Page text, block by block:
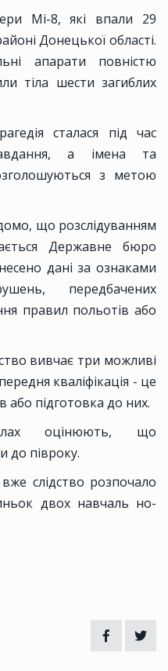
Мі-8, які впали 29
Донецької області.
апарати повністю
тіла шести загиблих
сталася під час
а імена та
з метою
що розслідуванням
Державне бюро
дані за ознаками
передбачених
правил польотів або
вивчає три можливі
кваліфікація - це
підготовка до них.
оцінюють, що
до півроку.
слідство розпочало
двох навчаль но-